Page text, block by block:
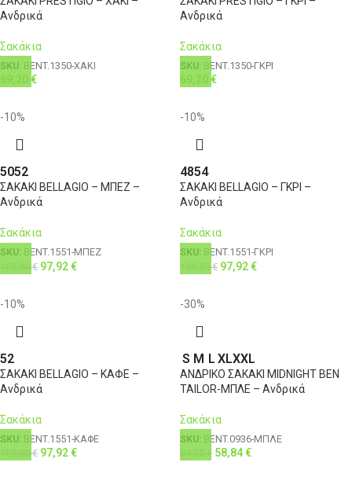
Ανδρικά
Σακάκια
SKU: BENT.1350-ΧΑΚΙ
69,20 €
Ανδρικά
Σακάκια
SKU: BENT.1350-ΓΚΡΙ
69,20 €
-10%
5052
ΣΑΚΑΚΙ BELLAGIO – ΜΠΕΖ –
Ανδρικά
Σακάκια
SKU: BENT.1551-ΜΠΕΖ
108,80€ 97,92€
-10%
4854
ΣΑΚΑΚΙ BELLAGIO – ΓΚΡΙ –
Ανδρικά
Σακάκια
SKU: BENT.1551-ΓΚΡΙ
108,80€ 97,92€
-10%
52
ΣΑΚΑΚΙ BELLAGIO – ΚΑΦΕ –
Ανδρικά
Σακάκια
SKU: BENT.1551-ΚΑΦΕ
108,80€ 97,92€
-30%
S M L XLXXL
ΑΝΔΡΙΚΟ ΣΑΚΑΚΙ MIDNIGHT BEN
TAILOR-ΜΠΛΕ – Ανδρικά
Σακάκια
SKU: BENT.0936-ΜΠΛΕ
€ 58,84€